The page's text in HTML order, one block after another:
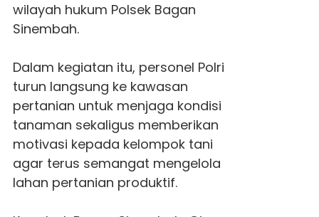
wilayah hukum PolsekBagan
Sinembah.
Dalam kegiatan itu, personel Polri
turun langsung ke kawasan
pertanian untuk menjaga kondisi
tanaman sekaligus memberikan
motivasi kepada kelompok tani
agar terus semangat mengelola
lahan pertanian produktif.